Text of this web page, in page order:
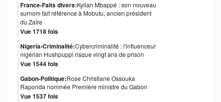
France-Faits divers:Kylian Mbappé : son nouveau
surnom fait référence à Mobutu, ancien président
du Zaïre
Vue 1718 fois
Nigeria-Criminalité:Cybercriminalité : l'influenceur
nigérian Hushpuppi risque vingt ans de prison
Vue 1544 fois
Gabon-Politique:Rose Christiane Ossouka
Raponda nommée Première ministre du Gabon
Vue 1537 fois